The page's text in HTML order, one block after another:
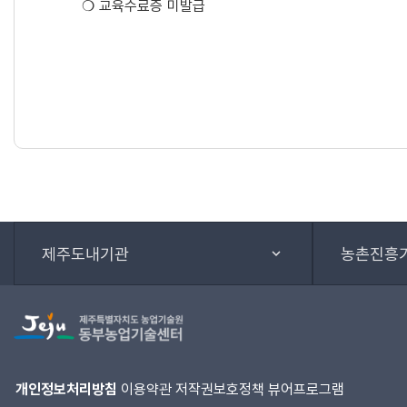
❍ 교육수료증 미발급
제주도내기관 농촌진흥
개인정보처리방침 이용약관 저작권보호정책 뷰어프로그램